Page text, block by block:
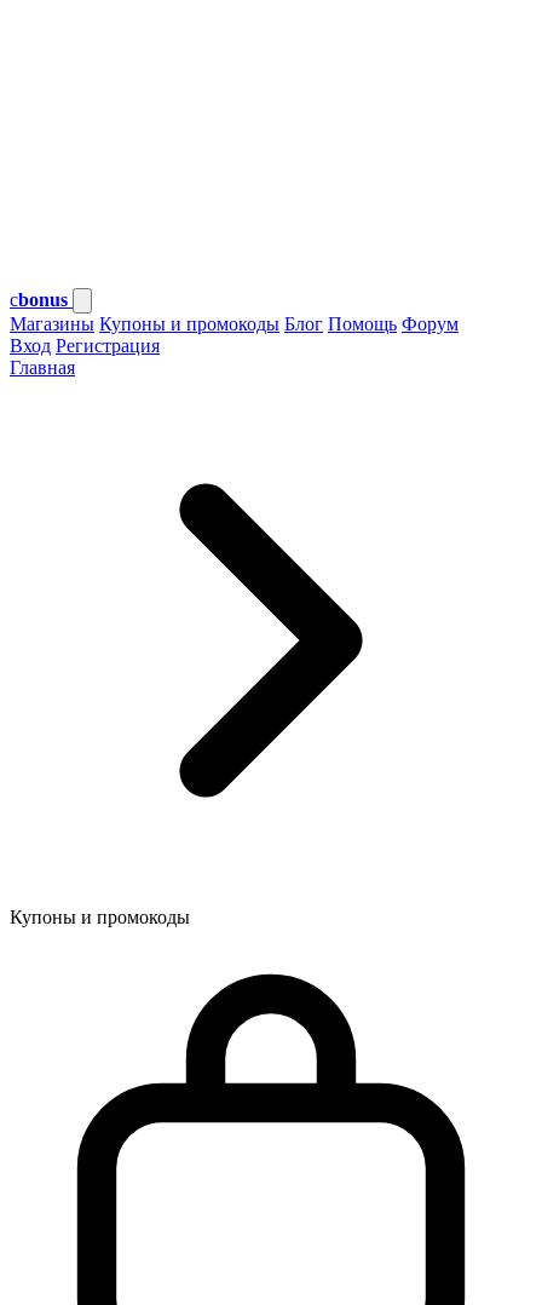
cbonus
Магазины Купоны и промокоды Блог Помощь Форум
Вход Регистрация
Главная
Купоны и промокоды